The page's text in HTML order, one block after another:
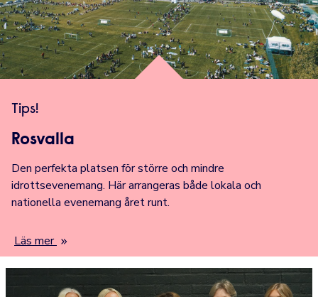
Tips!
Rosvalla
Den perfekta platsen för större och mindre
idrottsevenemang. Här arrangeras både lokala och
nationella evenemang året runt.
Läs mer